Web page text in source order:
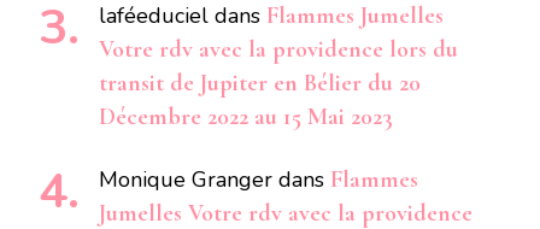
laféeduciel dans Flammes Jumelles
Votre rdv avec la providence lors du
transit de Jupiter en Bélier du 20
Décembre 2022 au 15 Mai 2023
Monique Granger dans Flammes
Jumelles Votre rdv avec la providence